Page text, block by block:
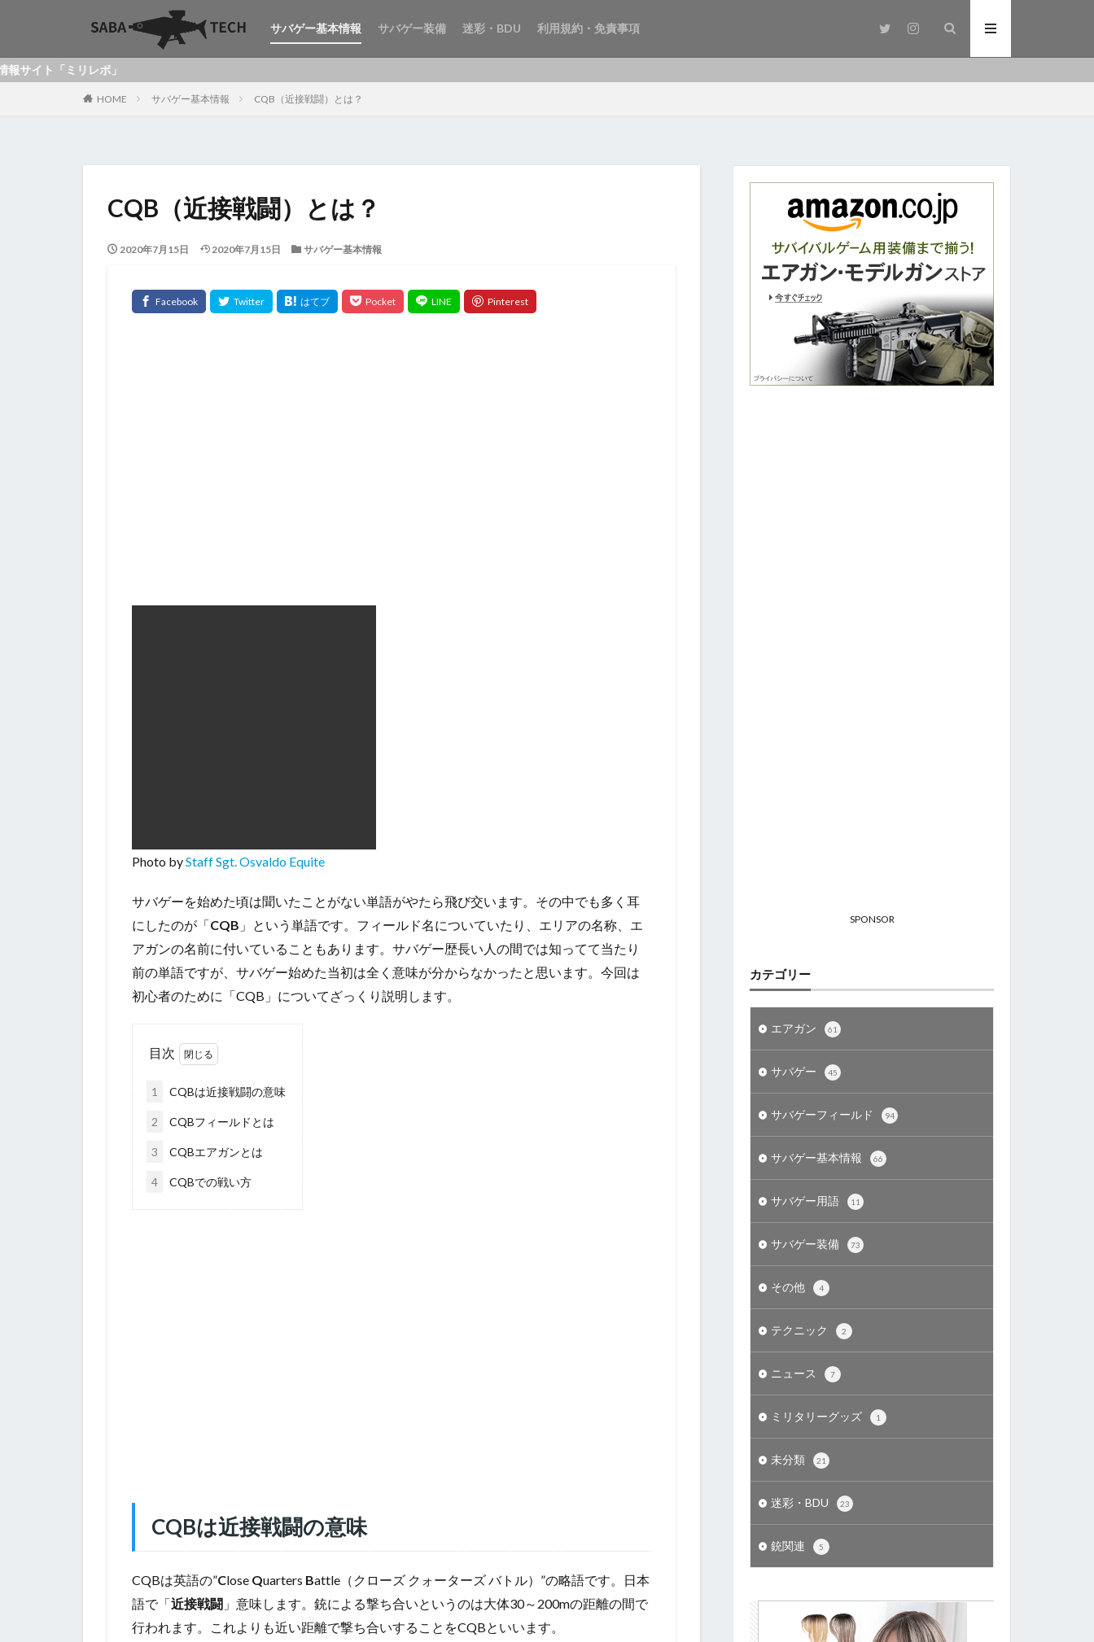
サバゲー基本情報 サバゲー装備 迷彩・BDU 利用規約・免責事項
リレポ」
HOME サバゲー基本情報 CQB（近接戦闘）とは？
CQB（近接戦闘）とは？
2020年7月15日 2020年7月15日 サバゲー基本情報
Photo byStaff Sgt. Osvaldo Equite
サバゲーを始めた頃は聞いたことがない単語がやたら飛び交います。その中でも多く耳
にしたのが「CQB 」という単語です。フィールド名についていたり、エリアの名称、エ
アガンの名前に付いていることもあります。サバゲー歴長い人の間では知ってて当たり
前の単語ですが、サバゲー始めた当初は全く意味が分からなかったと思います。今回は
初心者のために「CQB」についてざっくり説明します。
目次
1 CQBは近接戦闘の意味
2 CQBフィールドとは
3 CQBエアガンとは
4 CQBでの戦い方
CQBは近接戦闘の意味
CQBは英語の”Close Quarters Battle（クローズ クォーターズ バトル）”の略語です。日本
語で「近接戦闘 」意味します。銃による撃ち合いというのは大体30～200mの距離の間で
行われます。これよりも近い距離で撃ち合いすることをCQBといいます。
SPONSOR
カテゴリー
エアガン 61
サバゲー 45
サバゲーフィールド 94
サバゲー基本情報 66
サバゲー用語 11
サバゲー装備 73
その他 4
テクニック 2
ニュース 7
ミリタリーグッズ 1
未分類 21
迷彩・BDU 23
銃関連 5